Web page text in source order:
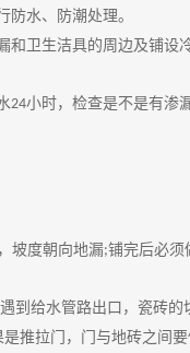
水、防潮处理。
卫生洁具的周边及铺设
24小时，检查是不是有渗
，坡度朝向地漏;铺完后必须
遇到给水管路出口，瓷砖的
是推拉门，门与地砖之间要